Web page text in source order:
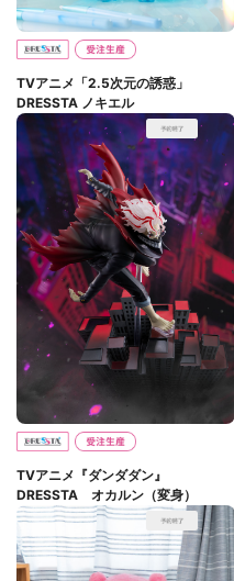
TVアニメ「2.5次元の誘惑」
DRESSTA ノキエル
TVアニメ『ダンダダン』
DRESSTA オカルン（変身）